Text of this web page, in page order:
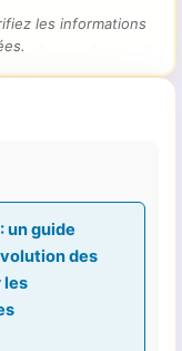
les informations
un guide
des
les